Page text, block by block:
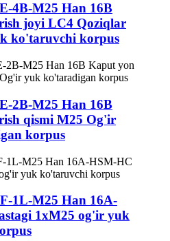
4B-M25 Han 16B
joyi LC4 Qoziqlar
ko'taruvchi korpus
2B-M25 Han 16B
qismi M25 Og'ir
korpus
1L-M25 Han 16A-
1xM25 og'ir yuk